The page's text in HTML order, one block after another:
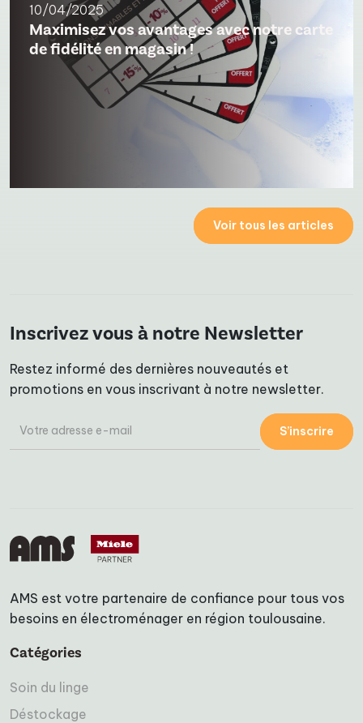
10/04/2025
Maximisez vos avantages avec notre carte
de fidélité en magasin !
Voir tous les articles
Inscrivez vous à notre Newsletter
Restez informé des dernières nouveautés et
promotions en vous inscrivant à notre newsletter.
S’inscrire
AMS est votre partenaire de confiance pour tous vos
besoins en électroménager en région toulousaine.
Catégories
Soin du linge
Déstockage